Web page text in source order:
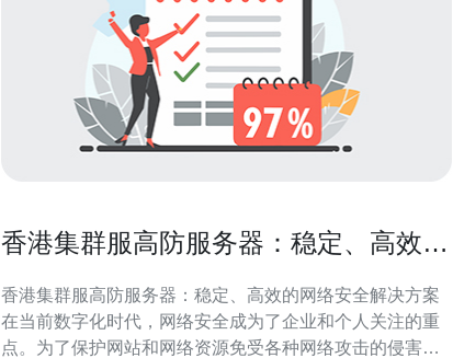
香港集群服高防服务器：稳定、高效的
香港集群服高防服务器：稳定、高效的网络安全解决方案
在当前数字化时代，网络安全成为了企业和个人关注的重
点。为了保护网站和网络资源免受各种网络攻击的侵害，